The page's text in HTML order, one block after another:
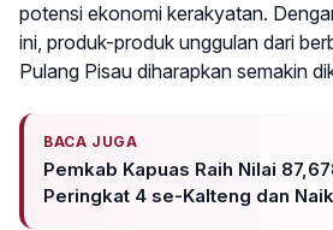
potensi ekonomi kerakyatan.
ini, produk-produk unggulan dari
Pulang Pisau diharapkan semakin
BACA JUGA
Pemkab Kapuas Raih Nilai
Peringkat 4 se-Kalteng dan